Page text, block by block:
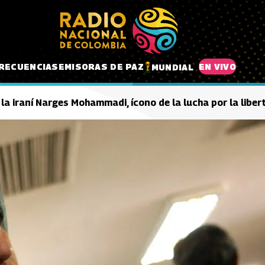
EMISORAS DE PAZ MUNDIAL EN VIVO
iraní Narges Mohammadi, ícono de la lucha por la